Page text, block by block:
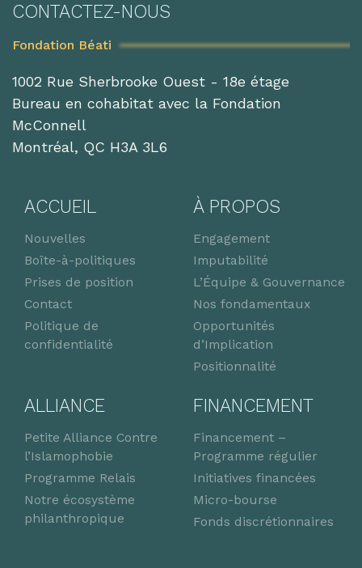
CONTACTEZ-NOUS
Fondation Béati
1002 Rue Sherbrooke Ouest - 18e étage
Bureau en cohabitat avec la Fondation
McConnell
Montréal, QC H3A 3L6
ACCUEIL
Nouvelles
Boîte-à-politiques
Prises de position
Contact
Politique de
confidentialité
À PROPOS
Engagement
Imputabilité
L’Équipe & Gouvernance
Nos fondamentaux
Opportunités
d’Implication
Positionnalité
ALLIANCE
Petite Alliance Contre
l’Islamophobie
Programme Relais
Notre écosystème
philanthropique
FINANCEMENT
Financement –
Programme régulier
Initiatives financées
Micro-bourse
Fonds discrétionnaires